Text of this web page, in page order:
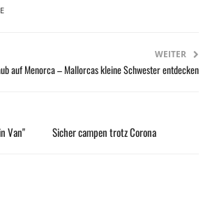
WEITER
auf Menorca – Mallorcas kleine Schwester entdecken
Van" Sicher campen trotz Corona